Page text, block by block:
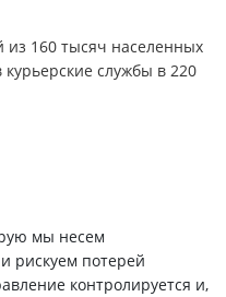
из 160 тысяч населенных
курьерские службы в 220
мы несем
рискуем потерей
контролируется и,